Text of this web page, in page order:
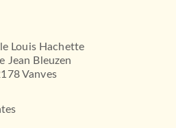
Louis Hachette
Jean Bleuzen
Vanves